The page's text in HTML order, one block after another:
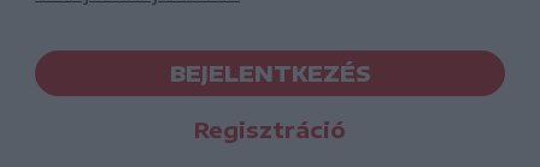
BEJELENTKEZÉS
Regisztráció